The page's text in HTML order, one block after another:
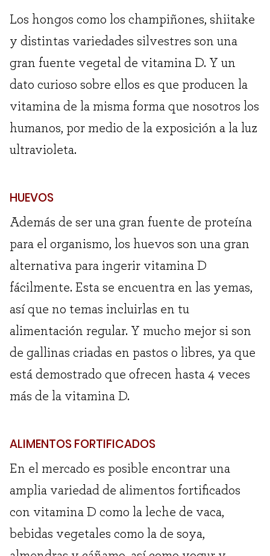
Los hongos como los champiñones, shiitake
y distintas variedades silvestres son una
gran fuente vegetal de vitamina D. Y un
dato curioso sobre ellos es que producen la
vitamina de la misma forma que nosotros los
humanos, por medio de la exposición a la luz
ultravioleta.
HUEVOS
Además de ser una gran fuente de proteína
para el organismo, los huevos son una gran
alternativa para ingerir vitamina D
fácilmente. Esta se encuentra en las yemas,
así que no temas incluirlas en tu
alimentación regular. Y mucho mejor si son
de gallinas criadas en pastos o libres, ya que
está demostrado que ofrecen hasta 4 veces
más de la vitamina D.
ALIMENTOS FORTIFICADOS
En el mercado es posible encontrar una
amplia variedad de alimentos fortificados
con vitamina D como la leche de vaca,
bebidas vegetales como la de soya,